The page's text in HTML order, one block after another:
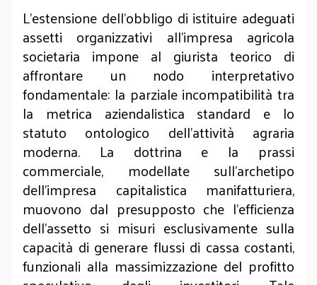
L’estensione dell’obbligo di istituire adeguati
assetti organizzativi all’impresa agricola
societaria impone al giurista teorico di
affrontare un nodo interpretativo
fondamentale: la parziale incompatibilità tra
la metrica aziendalistica standard e lo
statuto ontologico dell’attività agraria
moderna. La dottrina e la prassi
commerciale, modellate sull'archetipo
dell'impresa capitalistica manifatturiera,
muovono dal presupposto che l’efficienza
dell’assetto si misuri esclusivamente sulla
capacità di generare flussi di cassa costanti,
funzionali alla massimizzazione del profitto